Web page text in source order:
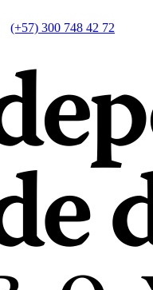
(+57) 300 748 42 72